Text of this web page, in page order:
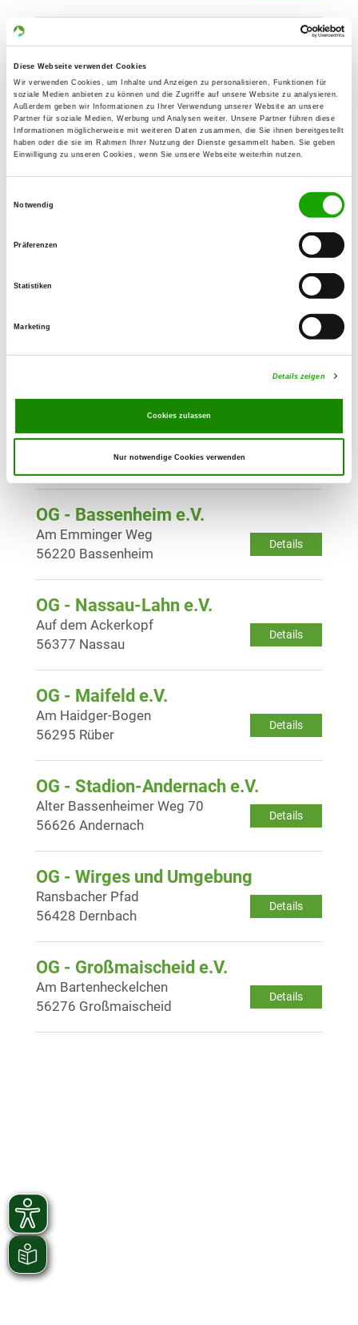
Diese Webseite verwendet Cookies
Wir verwenden Cookies, um Inhalte und Anzeigen zu personalisieren, Funktionen für
soziale Medien anbieten zu können und die Zugriffe auf unsere Website zu analysieren.
Außerdem geben wir Informationen zu Ihrer Verwendung unserer Website an unsere
Partner für soziale Medien, Werbung und Analysen weiter. Unsere Partner führen diese
Informationen möglicherweise mit weiteren Daten zusammen, die Sie ihnen bereitgestellt
haben oder die sie im Rahmen Ihrer Nutzung der Dienste gesammelt haben. Sie geben
Einwilligung zu unseren Cookies, wenn Sie unsere Webseite weiterhin nutzen.
Notwendig
Präferenzen
Statistiken
Marketing
Details zeigen
Cookies zulassen
Nur notwendige Cookies verwenden
OG - Kesselheim
Fröschenpfuhl
56070 Koblenz-Kesselheim
OG - Koblenz 1920 e.V.
Kruppstraße
OG - Lahnstein, Sitz Niederlahnstein
Details
Vallendar
Auf dem Mendel
OG - Montabaur e.V.
Am Hähnchen
56412 Holler
OG - Bassenheim e.V.
Details
Am Emminger Weg
56220 Bassenheim
OG - Nassau-Lahn e.V.
Details
Auf dem Ackerkopf
56377 Nassau
OG - Maifeld e.V.
Details
Am Haidger-Bogen
56295 Rüber
OG - Stadion-Andernach e.V.
Details
Alter Bassenheimer Weg 70
56626 Andernach
OG - Wirges und Umgebung
Details
Ransbacher Pfad
56428 Dernbach
OG - Großmaischeid e.V.
Details
Am Bartenheckelchen
56276 Großmaischeid